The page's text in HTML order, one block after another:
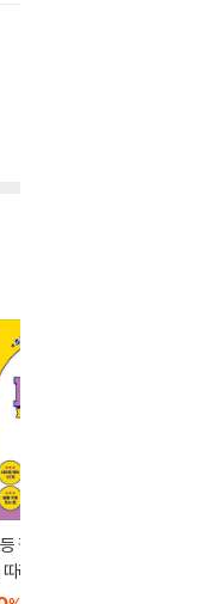
필수 파닉스 무작
라하기